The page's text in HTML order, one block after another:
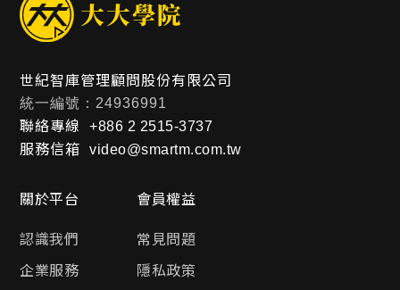
世紀智庫管理顧問股份有限公司
統一編號：24936991
聯絡專線 +886 2 2515-3737
服務信箱 video@smartm.com.tw
關於平台
認識我們
企業服務
會員權益
常見問題
隱私政策